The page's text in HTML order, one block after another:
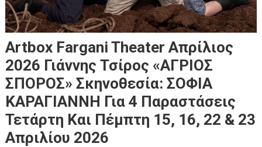
Artbox Fargani Theater Απρίλιος
2026 Γιάννης Τσίρος «ΑΓΡΙΟΣ
ΣΠΟΡΟΣ» Σκηνοθεσία: ΣΟΦΙΑ
ΚΑΡΑΓΙΑΝΝΗ Για 4 Παραστάσεις
Τετάρτη Και Πέμπτη 15, 16, 22 & 23
Απριλίου 2026